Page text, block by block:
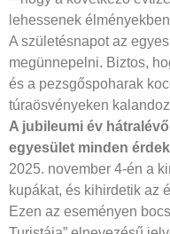
lehessenek
A születésnapot az
megünnepelni. Biztos,
és a pezsgőspoharak
túraösvényeken
A jubileumi év
egyesület minden
2025. november 4-én a
kupákat, és kihirdetik az
Ezen az eseményen